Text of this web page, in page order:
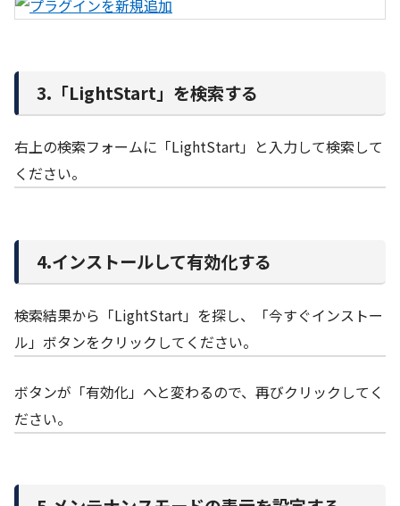
3.「LightStart」を検索する
右上の検索フォームに「LightStart」と入力して検索して
ください。
4.インストールして有効化する
検索結果から「LightStart」を探し、「今すぐインストー
ル」ボタンをクリックしてください。
ボタンが「有効化」へと変わるので、再びクリックしてく
ださい。